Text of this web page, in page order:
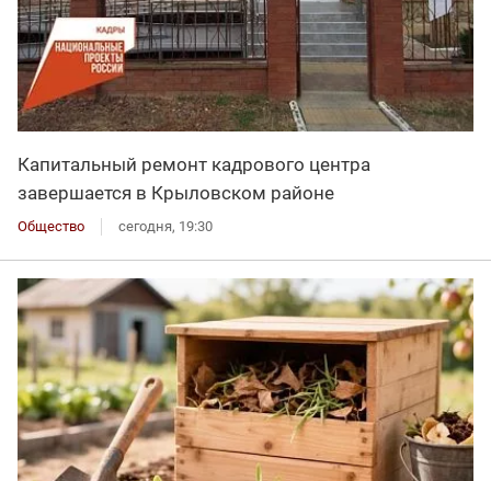
Капитальный ремонт кадрового центра
завершается в Крыловском районе
Общество сегодня, 19:30